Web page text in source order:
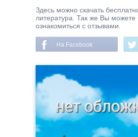
Здесь можно скачать
литература. Так же Вы можете
ознакомиться с отзывами.
На Facebook